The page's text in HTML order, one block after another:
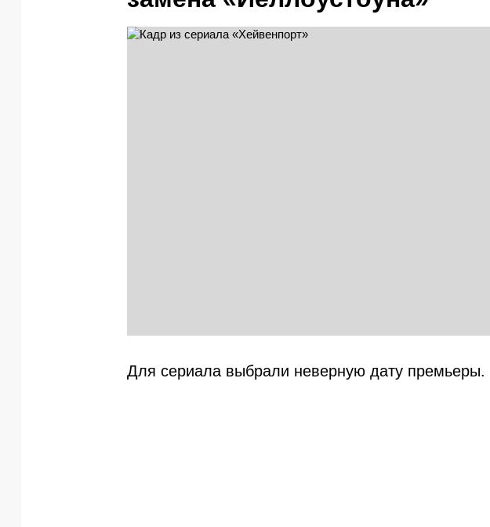
Для сериала выбрали неверную дату премьеры.